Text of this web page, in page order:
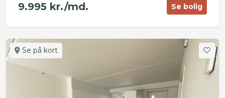
9.995 kr./md. Se bolig
Se på kort